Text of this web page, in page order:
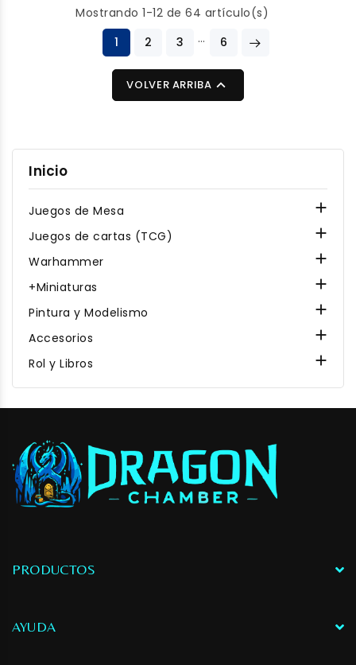
solo para pinturas
acrílicas. Es ideal para
ambientes cálidos y
Mostrando 1-12 de 64 artículo(s)
1
2 3 … 6
VOLVER ARRIBA 
Inicio
Juegos de Mesa 
Juegos de cartas (TCG) 
Warhammer 
+Miniaturas 
Pintura y Modelismo 
Accesorios 
Rol y Libros 
PRODUCTOS
AYUDA